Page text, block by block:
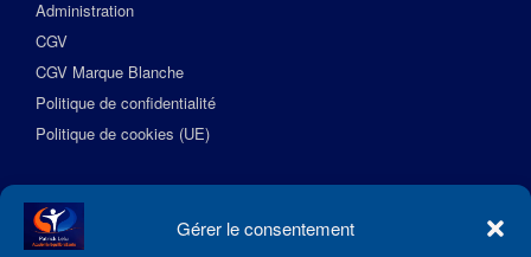
Gérer le consentement
Administration
CGV
CGV Marque Blanche
Politique de confidentialité
Politique de cookies (UE)
Suivez l’Académie EquilibreSante